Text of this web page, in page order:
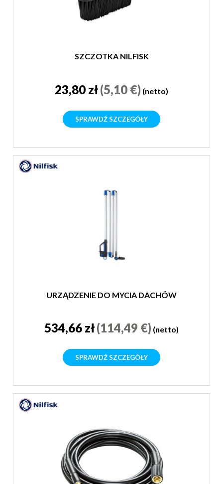
SZCZOTKA NILFISK
23,80 zł(5,10 €) (netto)
SPRAWDŹ SZCZEGÓŁY
URZĄDZENIE DO MYCIA DACHÓW
534,66 zł(114,49 €) (netto)
SPRAWDŹ SZCZEGÓŁY